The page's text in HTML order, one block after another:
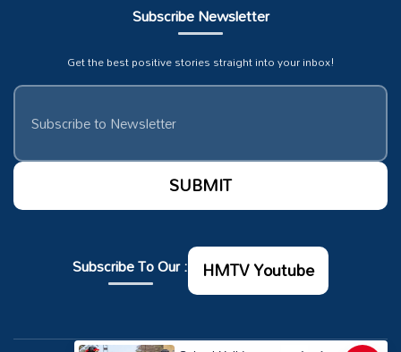
Subscribe Newsletter
Get the best positive stories straight into your inbox!
Subscribe To Our : HMTV Youtube